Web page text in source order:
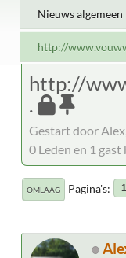
Nieuws algemeen
http://
http://
.
Gestart door
0 Leden en 1
OMLAAG Pagina's 1